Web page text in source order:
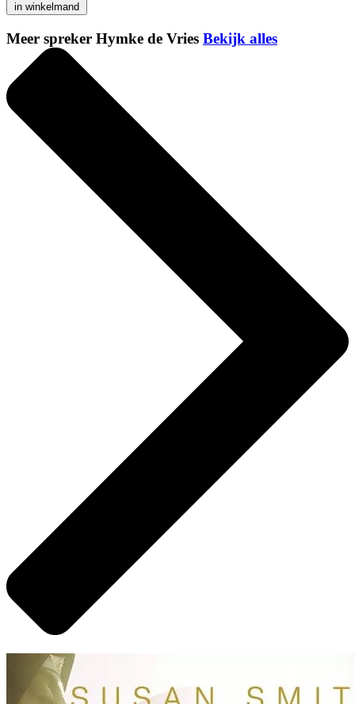
in winkelmand
Meer spreker Hymke de Vries Bekijk alles